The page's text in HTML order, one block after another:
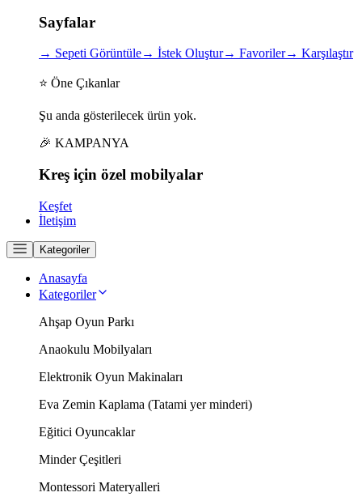
Sayfalar
→ Sepeti Görüntüle→ İstek Oluştur→ Favoriler→ Karşılaştır
⭐ Öne Çıkanlar
Şu anda gösterilecek ürün yok.
🎉 KAMPANYA
Kreş için özel mobilyalar
Keşfet
İletişim
Kategoriler
Anasayfa
Kategoriler
Ahşap Oyun Parkı
Anaokulu Mobilyaları
Elektronik Oyun Makinaları
Eva Zemin Kaplama (Tatami yer minderi)
Eğitici Oyuncaklar
Minder Çeşitleri
Montessori Materyalleri